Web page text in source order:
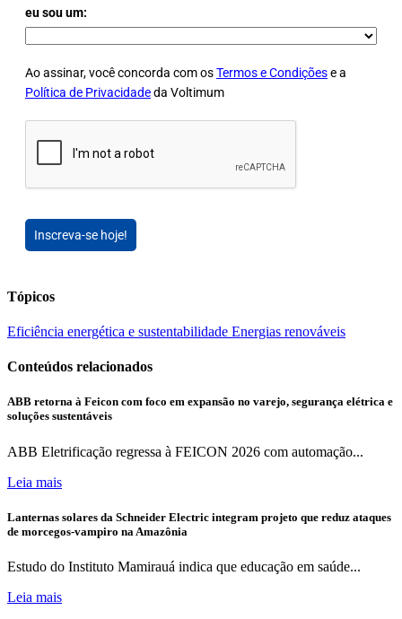
eu sou um:
Ao assinar, você concorda com osTermos e Condiçõese a
Política de Privacidadeda Voltimum
Inscreva-se hoje!
Tópicos
Eficiência energética e sustentabilidade Energias renováveis
Conteúdos relacionados
ABB retorna à Feicon com foco em expansão no varejo, segurança elétrica e
soluções sustentáveis
ABB Eletrificação regressa à FEICON 2026 com automação...
Leia mais
Lanternas solares da Schneider Electric integram projeto que reduz ataques
de morcegos-vampiro na Amazônia
Estudo do Instituto Mamirauá indica que educação em saúde...
Leia mais